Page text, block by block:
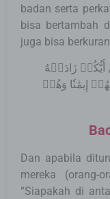
badan serta
bisa bertambah
juga bisa
أَيُّكُمۡ زَادَتۡهُ
إِيمَٰنٗا وَهُمۡ
Dan apabila
mereka (orang-
“Siapakah di